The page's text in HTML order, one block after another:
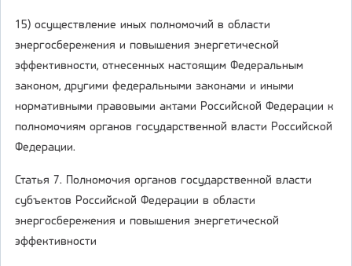
15) осуществление иных полномочий в области
энергосбережения и повышения энергетической
эффективности, отнесенных настоящим Федеральным
законом, другими федеральными законами и иными
нормативными правовыми актами Российской Федерации к
полномочиям органов государственной власти Российской
Федерации.
Статья 7. Полномочия органов государственной власти
субъектов Российской Федерации в области
энергосбережения и повышения энергетической
эффективности